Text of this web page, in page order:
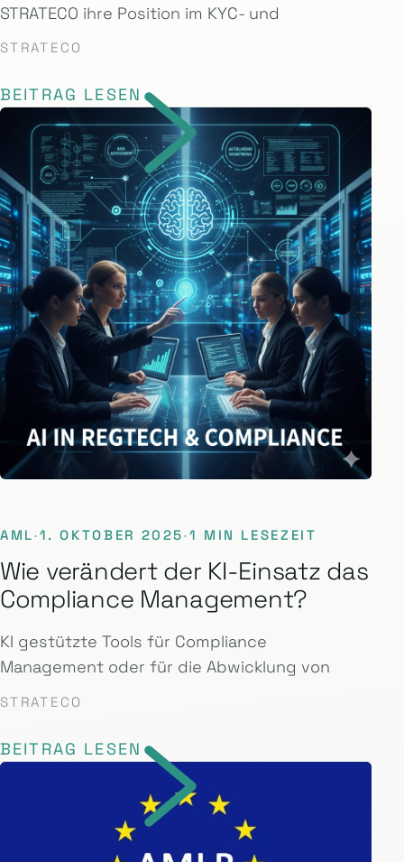
STRATECO ihre Position im KYC- und
STRATECO
BEITRAG LESEN
AML·1. OKTOBER 2025·1 MIN LESEZEIT
Wie verändert der KI-Einsatz das
Compliance Management?
KI gestützte Tools für Compliance
Management oder für die Abwicklung von
STRATECO
BEITRAG LESEN